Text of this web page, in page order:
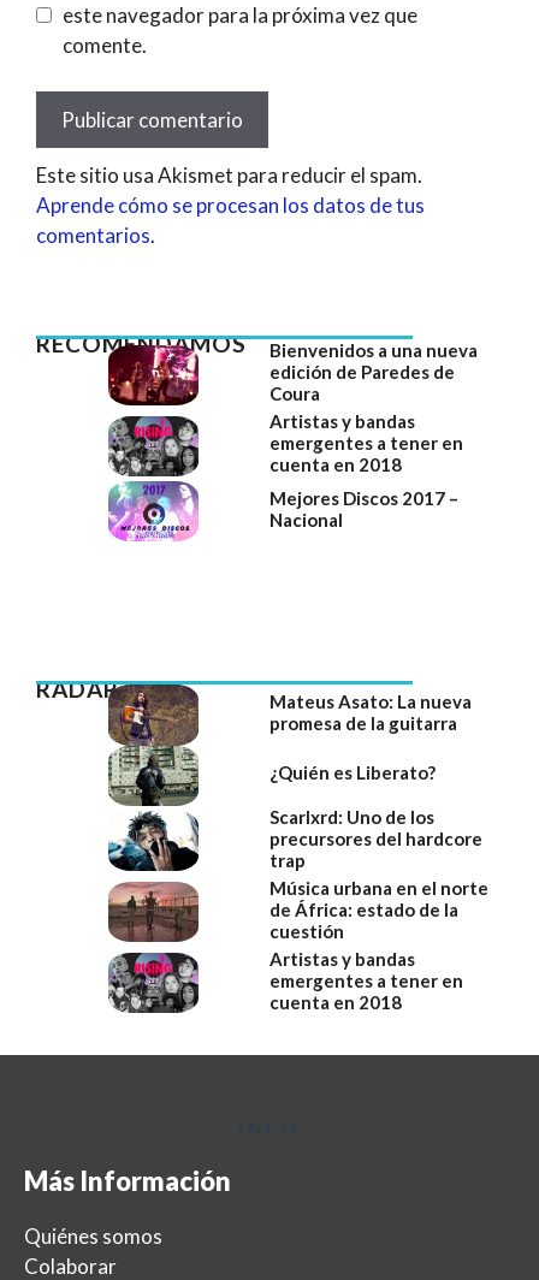
este navegador para la próxima vez que
comente.
Este sitio usa Akismet para reducir el spam.
Aprende cómo se procesan los datos de tus
comentarios.
RECOMENDAMOS
Bienvenidos a una nueva
edición de Paredes de
Coura
Artistas y bandas
emergentes a tener en
cuenta en 2018
Mejores Discos 2017 –
Nacional
RADAR
Mateus Asato: La nueva
promesa de la guitarra
¿Quién es Liberato?
Scarlxrd: Uno de los
precursores del hardcore
trap
Música urbana en el norte
de África: estado de la
cuestión
Artistas y bandas
emergentes a tener en
cuenta en 2018
Más Información
Quiénes somos
Colaborar